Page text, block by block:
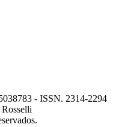
- ISSN. 2314-2294